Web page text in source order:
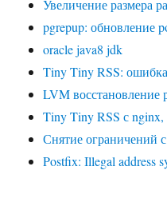
Увеличение размера
pgrepup: обновление
oracle java8 jdk
Tiny Tiny RSS:
LVM восстановление
Tiny Tiny RSS с nginx,
Снятие ограничений
Postfix: Illegal address